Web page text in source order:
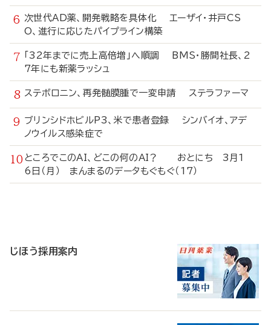
次世代AD薬、開発戦略を具体化 エーザイ・井戸CS
O、進行に応じたパイプライン構築
「32年までに売上高倍増」へ順調 BMS・勝間社長、2
7年にも新薬ラッシュ
ステボロニン、再発髄膜腫で一変申請 ステラファーマ
ブリンシドホビルP3、米で患者登録 シンバイオ、アデ
ノウイルス感染症で
ところでこのAI、どこの何のAI？ おとにち 3月1
6日（月） まんまるのデータもぐもぐ（17）
じほう採用案内